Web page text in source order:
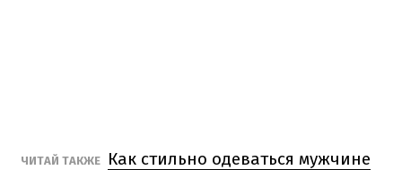
ЧИТАЙ ТАКЖЕ
Как стильно одеваться мужчине